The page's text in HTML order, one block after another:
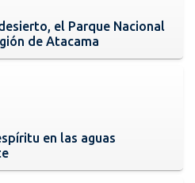
el Parque Nacional
de Atacama
en las aguas